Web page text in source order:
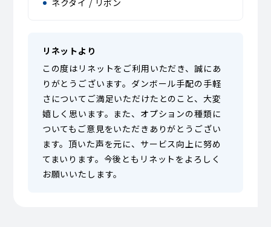
ネクタイ / リボン
リネットより
この度はリネットをご利用いただき、誠にあ
りがとうございます。ダンボール手配の手軽
さについてご満足いただけたとのこと、大変
嬉しく思います。また、オプションの種類に
ついてもご意見をいただきありがとうござい
ます。頂いた声を元に、サービス向上に努め
てまいります。今後ともリネットをよろしく
お願いいたします。